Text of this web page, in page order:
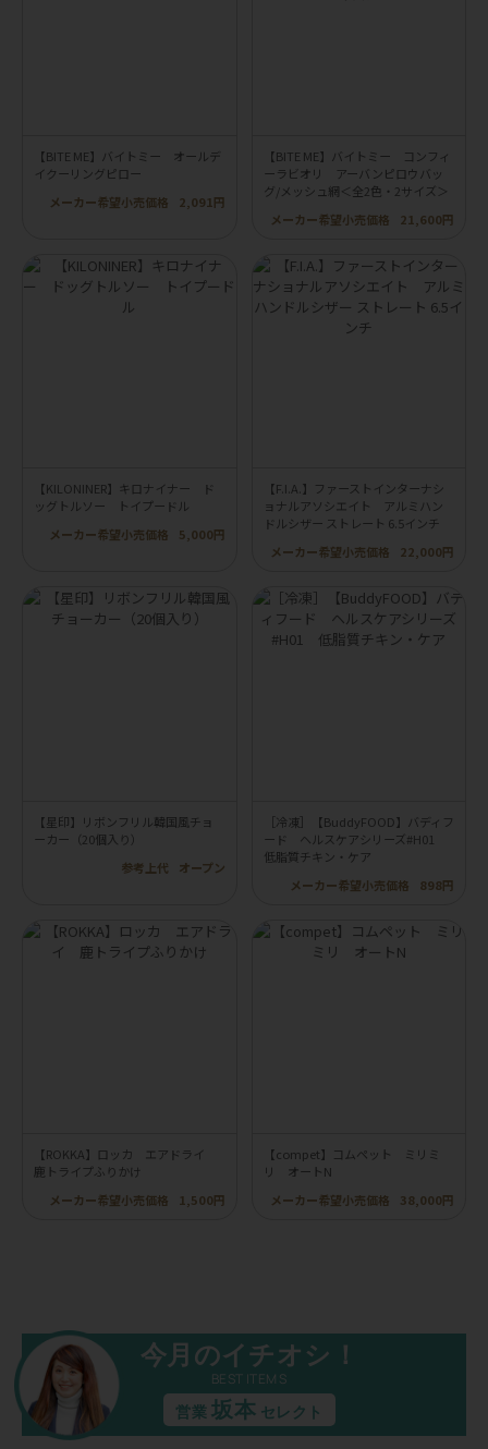
【BITE ME】バイトミー オールデ
イクーリングピロー
メーカー希望小売価格
2,091円
【BITE ME】バイトミー コンフィ
ーラビオリ アーバンピロウバッ
グ/メッシュ網＜全2色・2サイズ＞
メーカー希望小売価格
21,600円
【KILONINER】キロナイナー ド
ッグトルソー トイプードル
メーカー希望小売価格
5,000円
【F.I.A.】ファーストインターナシ
ョナルアソシエイト アルミハン
ドルシザー ストレート 6.5インチ
メーカー希望小売価格
22,000円
【星印】リボンフリル韓国風チョ
ーカー（20個入り）
参考上代
オープン
［冷凍］【BuddyFOOD】バディフ
ード ヘルスケアシリーズ#H01
低脂質チキン・ケア
メーカー希望小売価格
898円
【ROKKA】ロッカ エアドライ
鹿トライプふりかけ
メーカー希望小売価格
1,500円
【compet】コムペット ミリミ
リ オートN
メーカー希望小売価格
38,000円
今月のイチオシ！
BEST ITEMS
営業 坂本 セレクト